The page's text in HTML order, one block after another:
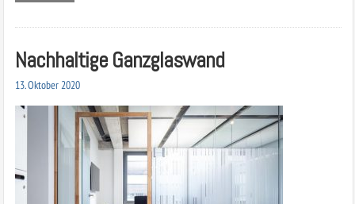
Nachhaltige Ganzglaswand
13. Oktober 2020